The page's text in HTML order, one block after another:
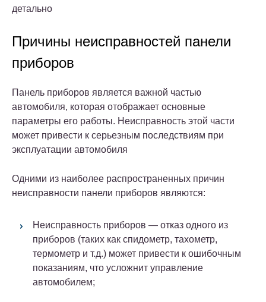
детально
Причины неисправностей панели
приборов
Панель приборов является важной частью
автомобиля, которая отображает основные
параметры его работы. Неисправность этой части
может привести к серьезным последствиям при
эксплуатации автомобиля
Одними из наиболее распространенных причин
неисправности панели приборов являются:
Неисправность приборов — отказ одного из
приборов (таких как спидометр, тахометр,
термометр и т.д.) может привести к ошибочным
показаниям, что усложнит управление
автомобилем;